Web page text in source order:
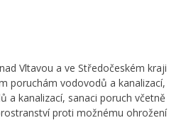
Vltavou a ve Středočeském kraji
poruchám vodovodů a kanalizací,
a kanalizací, sanaci poruch včetně
proti možnému ohrožení